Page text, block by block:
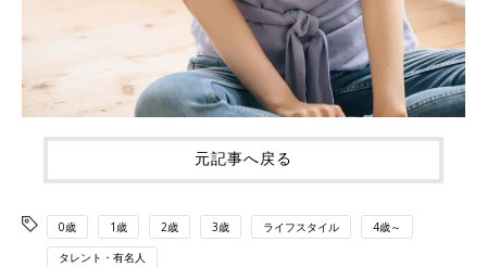
元記事へ戻る
0歳 1歳 2歳 3歳 ライフスタイル 4歳～
タレント・有名人